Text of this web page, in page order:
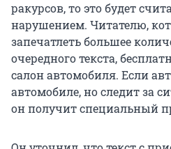
ракурсов, то это будет
нарушением. Читателю,
запечатлеть большее
очередного текста,
салон автомобиля. Если
автомобиле, но следит за
он получит специальный